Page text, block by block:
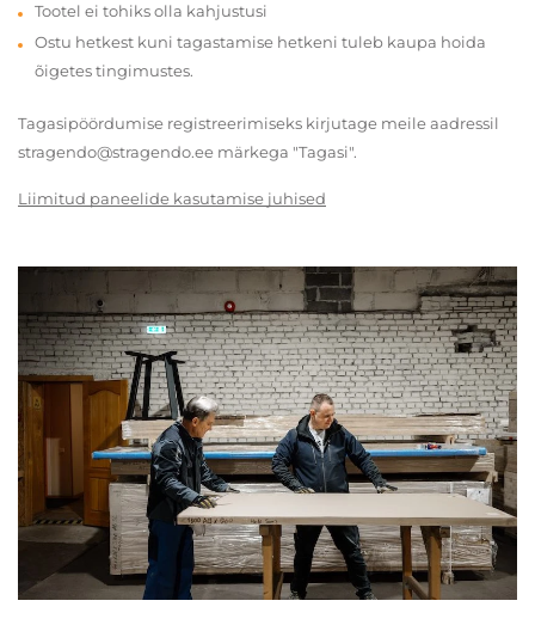
Tootel ei tohiks olla kahjustusi
Ostu hetkest kuni tagastamise hetkeni tuleb kaupa hoida
õigetes tingimustes.
Tagasipöördumise registreerimiseks kirjutage meile aadressil
stragendo@stragendo.ee märkega "Tagasi".
Liimitud paneelide kasutamise juhised